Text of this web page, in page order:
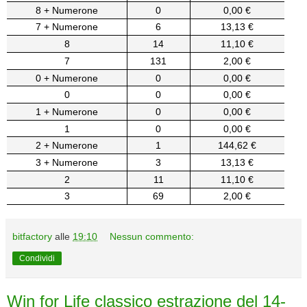
8 + Numerone 0
0,00 €
7 + Numerone
6
13,13 €
8
14
11,10 €
7
131
2,00 €
0 + Numerone
0
0,00 €
0
0
0,00 €
1 + Numerone
0
0,00 €
1
0
0,00 €
2 + Numerone
1
144,62 €
3 + Numerone
3
13,13 €
2
11
11,10 €
3
69 2,00 €
bitfactory alle 19:10 Nessun commento:
Condividi
Win for Life classico estrazione del 14-